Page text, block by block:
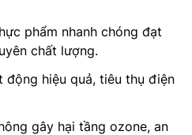
phẩm nhanh chóng đạt
chất lượng.
động hiệu quả, tiêu thụ điện
gây hại tầng ozone, an